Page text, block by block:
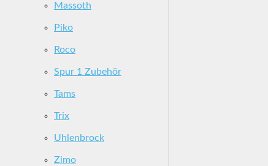
Massoth
Piko
Roco
Spur 1 Zubehör
Tams
Trix
Uhlenbrock
Zimo